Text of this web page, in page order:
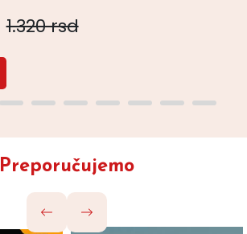
1.320 rsd
Preporučujemo